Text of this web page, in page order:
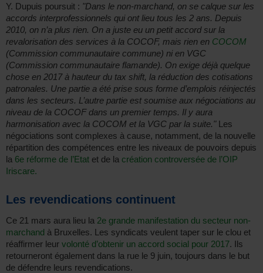
Y. Dupuis poursuit : "Dans le non-marchand, on se calque sur les
accords interprofessionnels qui ont lieu tous les 2 ans. Depuis
2010, on n’a plus rien. On a juste eu un petit accord sur la
revalorisation des services à la COCOF, mais rien en COCOM
(Commission communautaire commune) ni en VGC
(Commission communautaire flamande). On exige déjà quelque
chose en 2017 à hauteur du tax shift, la réduction des cotisations
patronales. Une partie a été prise sous forme d’emplois réinjectés
dans les secteurs. L’autre partie est soumise aux négociations au
niveau de la COCOF dans un premier temps. Il y aura
harmonisation avec la COCOM et la VGC par la suite."Les
négociations sont complexes à cause, notamment, de la nouvelle
répartition des compétences entre les niveaux de pouvoirs depuis
la 6e réforme de l’Etat et de la création controversée de l’OIP
Iriscare.
Les revendications continuent
Ce 21 mars aura lieu la 2e grande manifestation du secteur non-
marchand à Bruxelles. Les syndicats veulent taper sur le clou et
réaffirmer leur volonté d’obtenir un accord social pour 2017. Ils
retourneront également dans la rue le 9 juin, toujours dans le but
de défendre leurs revendications.